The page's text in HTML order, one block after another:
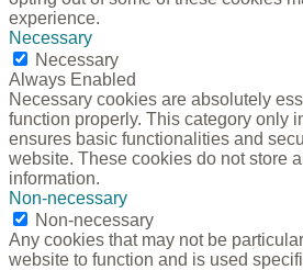
experience.
Necessary
Necessary
Always Enabled
Necessary cookies are absolutely
function properly. This category only
ensures basic functionalities and
website. These cookies do not store
information.
Non-necessary
Non-necessary
Any cookies that may not be
website to function and is used